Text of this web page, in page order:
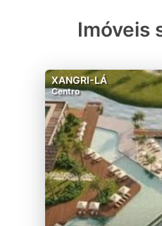
Imóveis
XANGRI-LÁ
Centro